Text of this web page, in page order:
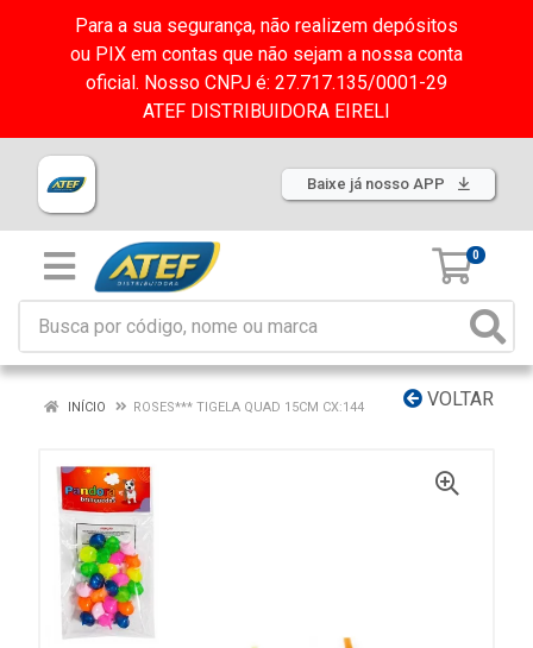
Para a sua segurança, não realizem depósitos
ou PIX em contas que não sejam a nossa conta
oficial. Nosso CNPJ é: 27.717.135/0001-29
ATEF DISTRIBUIDORA EIRELI
Baixe já nosso APP
0
VOLTAR
INÍCIO ROSES*** TIGELA QUAD 15CM CX:144